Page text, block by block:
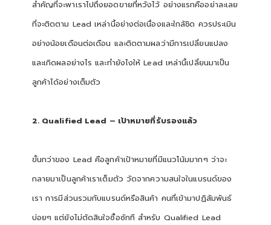
สำคัญที่จะพาเราไปถึงยอดขายที่หวังไว้ อย่างแรกคืออย่าละเลย
ที่จะติดตาม Lead เหล่านี้อย่างต่อเนื่องและใกล้ชิด ควรประเมิน
อย่างน้อยเดือนต่อเดือน และติดตามผลว่ามีการเปลี่ยนแปลง
และเกิดผลอย่างไร และทำยังไงให้ Lead เหล่านี้เปลี่ยนมาเป็น
ลูกค้าได้อย่างเต็มตัว
2. Qualified Lead – เป้าหมายที่รับรองแล้ว
ขั้นกว่าของ Lead คือลูกค้าเป้าหมายที่มีแนวโน้มมากๆ ว่าจะ
กลายมาเป็นลูกค้าเราเต็มตัว วัดจากความสนใจในแบรนด์ของ
เรา การมีส่วนรวมกับแบรนด์หรือสินค้า คนที่เข้ามาปฏิสัมพันธ์
บ่อยๆ แต่ยังไม่ตัดสินใจซื้อซักที สำหรับ Qualified Lead